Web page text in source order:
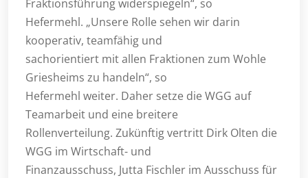
Fraktionsführung widerspiegeln“, so
Hefermehl. „Unsere Rolle sehen wir darin
kooperativ, teamfähig und
sachorientiert mit allen Fraktionen zum Wohle
Griesheims zu handeln“, so
Hefermehl weiter. Daher setze die WGG auf
Teamarbeit und eine breitere
Rollenverteilung. Zukünftig vertritt Dirk Olten die
WGG im Wirtschaft- und
Finanzausschuss, Jutta Fischler im Ausschuss für